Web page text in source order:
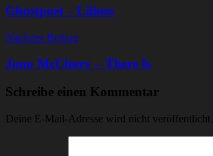
Ghostpoet – Liiines
Nächster Beitrag
Jono McCleery – There Is
Schreibe einen Kommentar
Deine E-Mail-Adresse wird nicht veröffentlicht.